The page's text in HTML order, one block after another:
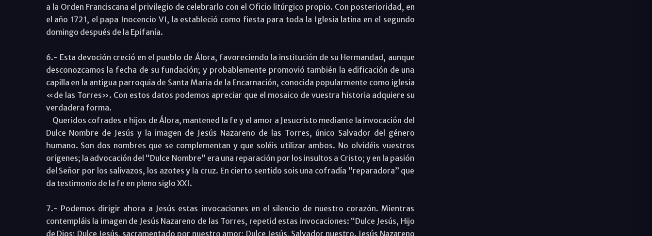
a la Orden Franciscana el privilegio de celebrarlo con el Oficio litúrgico propio. Con posterioridad, en
el año 1721, el papa Inocencio VI, la estableció como fiesta para toda la Iglesia latina en el segundo
domingo después de la Epifanía.
6.- Esta devoción creció en el pueblo de Álora, favoreciendo la institución de su Hermandad, aunque
desconozcamos la fecha de su fundación; y probablemente promovió también la edificación de una
capilla en la antigua parroquia de Santa Maria de la Encarnación, conocida popularmente como iglesia
«de las Torres». Con estos datos podemos apreciar que el mosaico de vuestra historia adquiere su
verdadera forma.
Queridos cofrades e hijos de Álora, mantened la fe y el amor a Jesucristo mediante la invocación del
Dulce Nombre de Jesús y la imagen de Jesús Nazareno de las Torres, único Salvador del género
humano. Son dos nombres que se complementan y que soléis utilizar ambos. No olvidéis vuestros
orígenes; la advocación del “Dulce Nombre” era una reparación por los insultos a Cristo; y en la pasión
del Señor por los salivazos, los azotes y la cruz. En cierto sentido sois una cofradía “reparadora” que
da testimonio de la fe en pleno siglo XXI.
7.- Podemos dirigir ahora a Jesús estas invocaciones en el silencio de nuestro corazón. Mientras
contempláis la imagen de Jesús Nazareno de las Torres, repetid estas invocaciones: “Dulce Jesús, Hijo
de Dios; Dulce Jesús, sacramentado por nuestro amor; Dulce Jesús, Salvador nuestro. Jesús Nazareno